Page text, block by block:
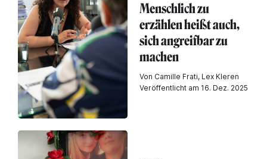
Menschlich zu
erzählen heißt auch,
sich angreifbar zu
machen
Von Camille Frati, Lex Kleren
Veröffentlicht am 16. Dez. 2025